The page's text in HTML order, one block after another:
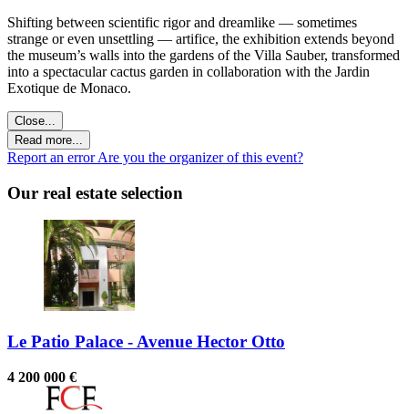
Shifting between scientific rigor and dreamlike — sometimes
strange or even unsettling — artifice, the exhibition extends beyond
the museum’s walls into the gardens of the Villa Sauber, transformed
into a spectacular cactus garden in collaboration with the Jardin
Exotique de Monaco.
Close...
Read more...
Report an errorAre you the organizer of this event?
Our real estate selection
Le Patio Palace - Avenue Hector Otto
4 200 000 €